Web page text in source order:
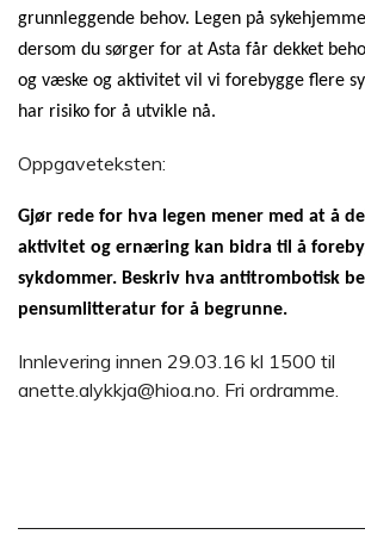
grunnleggende behov. Legen på
dersom du sørger for at Asta får dekket
og væske og aktivitet vil vi forebygge flere
har risiko for å utvikle nå.
Oppgaveteksten:
Gjør rede for hva legen mener med at å
aktivitet og ernæring kan bidra til å
sykdommer. Beskriv hva antitrombotisk
pensumlitteratur for å begrunne.
Innlevering innen 29.03.16 kl 1500 til
anette.alykkja@hioa.no. Fri ordramme.